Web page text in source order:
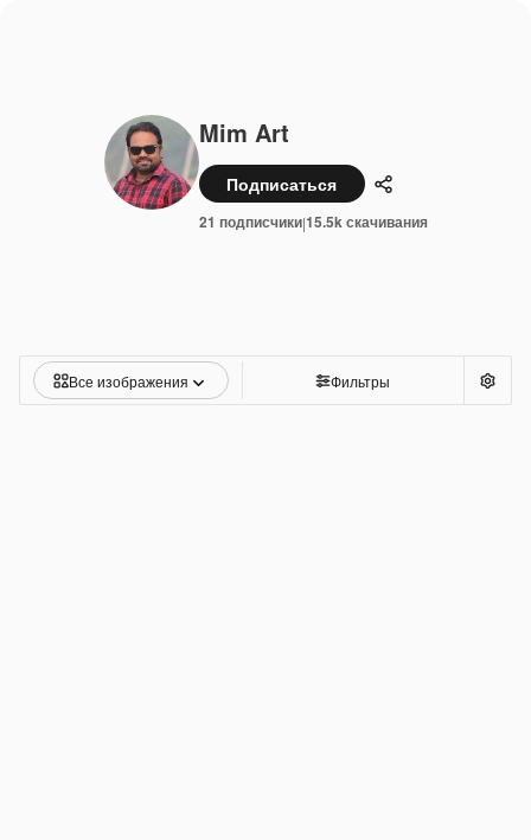
Mim Art
Подписаться Поделиться
21 подписчики|15.5k скачивания
Все изображения Фильтры